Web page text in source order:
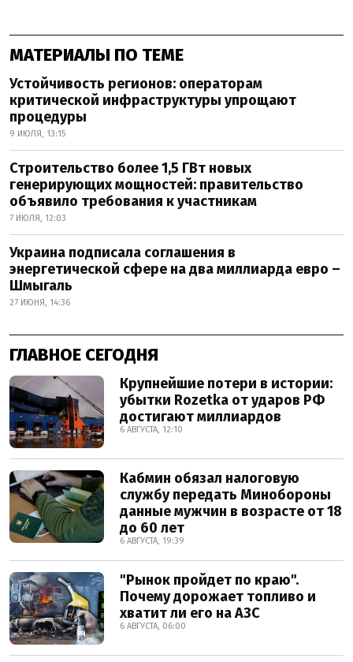
МАТЕРИАЛЫ ПО ТЕМЕ
Устойчивость регионов: операторам
критической инфраструктуры упрощают
процедуры
9 ИЮЛЯ, 13:15
Строительство более 1,5 ГВт новых
генерирующих мощностей: правительство
объявило требования к участникам
7 ИЮЛЯ, 12:03
Украина подписала соглашения в
энергетической сфере на два миллиарда евро –
Шмыгаль
27 ИЮНЯ, 14:36
ГЛАВНОЕ СЕГОДНЯ
Крупнейшие потери в истории:
убытки Rozetka от ударов РФ
достигают миллиардов
6 АВГУСТА, 12:10
Кабмин обязал налоговую
службу передать Минобороны
данные мужчин в возрасте от 18
до 60 лет
6 АВГУСТА, 19:39
"Рынок пройдет по краю".
Почему дорожает топливо и
хватит ли его на АЗС
6 АВГУСТА, 06:00